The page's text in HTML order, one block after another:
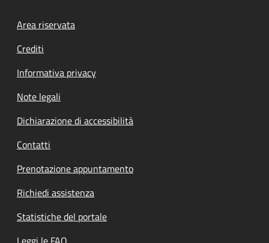
Footer menu
Area riservata
Crediti
Informativa privacy
Note legali
Dichiarazione di accessibilità
Contatti
Prenotazione appuntamento
Richiedi assistenza
Statistiche del portale